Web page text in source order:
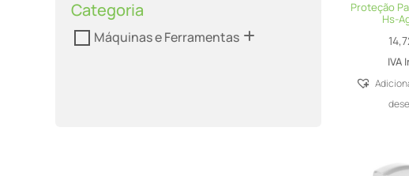
Categoria
Máquinas e Ferramentas
Proteção
Hs-
IVA